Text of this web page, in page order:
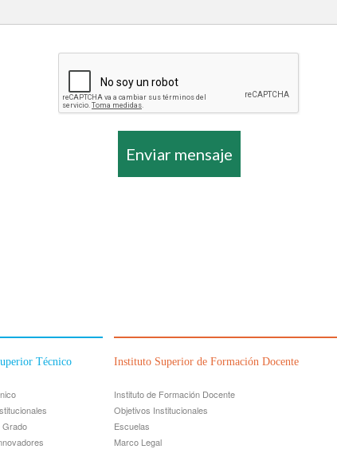
Enviar mensaje
Técnico
Grado
Instituto Superior de Formación Docente
Instituto de Formación Docente
Objetivos Institucionales
Escuelas
Marco Legal